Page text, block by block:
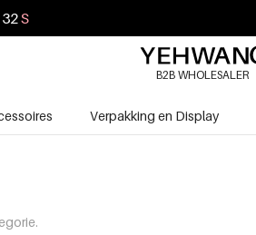
30S
B2B WHOLESALER
Verpakking en Display